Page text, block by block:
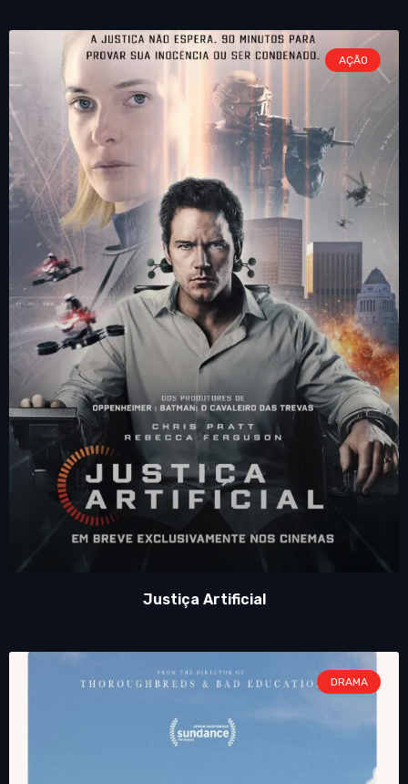
AÇÃO
Justiça Artificial
DRAMA